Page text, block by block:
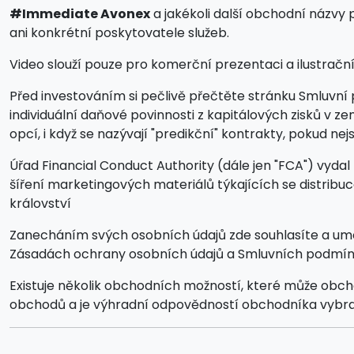
#Immediate Avonexa jakékoli další obchodní
ani konkrétní poskytovatele služeb.
Video slouží pouze pro komerční prezentaci a
Před investováním si pečlivě přečtěte stránku
individuální daňové povinnosti z kapitálových zisků v
opcí, i když se nazývají "predikční" kontrakty, pokud
Úřad Financial Conduct Authority (dále jen "FCA")
šíření marketingových materiálů týkajících se
království
Zanecháním svých osobních údajů zde souhlasíte a
Zásadách ochrany osobních údajů a Smluvních
Existuje několik obchodních možností, které může
obchodů a je výhradní odpovědností obchodníka